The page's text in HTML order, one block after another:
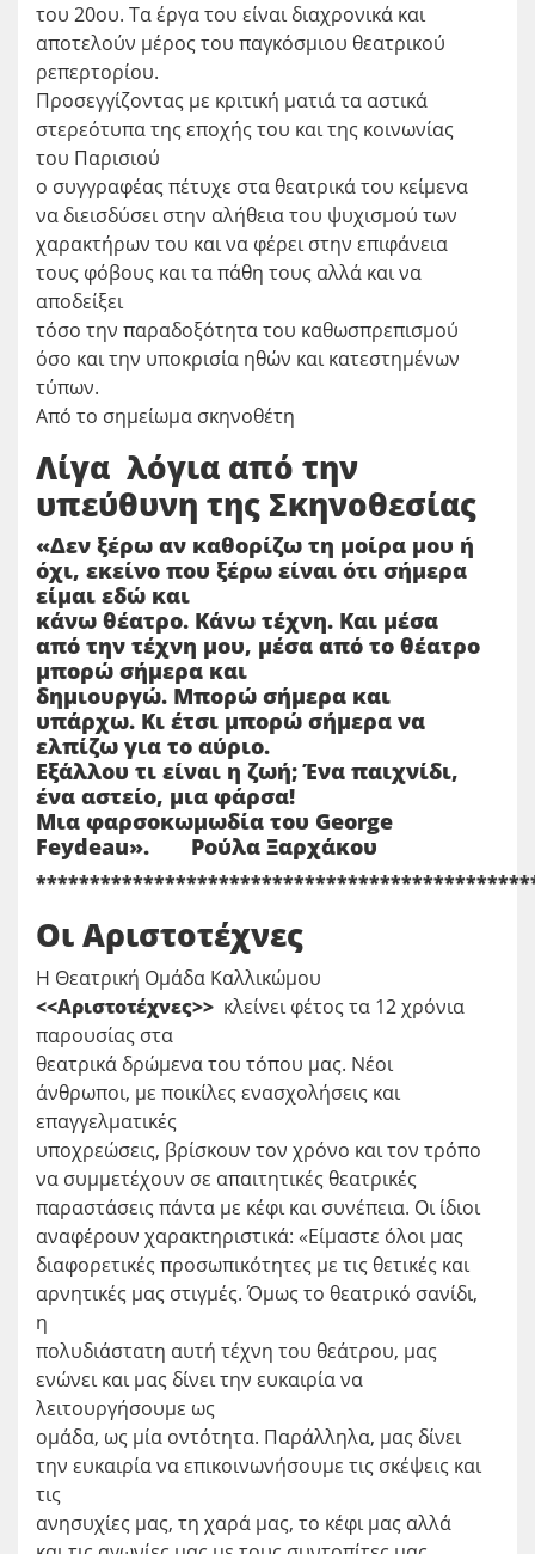
του 20ου. Τα έργα του είναι διαχρονικά και
αποτελούν μέρος του παγκόσμιου θεατρικού
ρεπερτορίου.
Προσεγγίζοντας με κριτική ματιά τα αστικά
στερεότυπα της εποχής του και της κοινωνίας
του Παρισιού
ο συγγραφέας πέτυχε στα θεατρικά του κείμενα
να διεισδύσει στην αλήθεια του ψυχισμού των
χαρακτήρων του και να φέρει στην επιφάνεια
τους φόβους και τα πάθη τους αλλά και να
αποδείξει
τόσο την παραδοξότητα του καθωσπρεπισμού
όσο και την υποκρισία ηθών και κατεστημένων
τύπων.
Από το σημείωμα σκηνοθέτη
Λίγα λόγια από την
υπεύθυνη της Σκηνοθεσίας
«Δεν ξέρω αν καθορίζω τη μοίρα μου ή
όχι, εκείνο που ξέρω είναι ότι σήμερα
είμαι εδώ και
κάνω θέατρο. Κάνω τέχνη. Και μέσα
από την τέχνη μου, μέσα από το θέατρο
μπορώ σήμερα και
δημιουργώ. Μπορώ σήμερα και
υπάρχω. Κι έτσι μπορώ σήμερα να
ελπίζω για το αύριο.
Εξάλλου τι είναι η ζωή; Ένα παιχνίδι,
ένα αστείο, μια φάρσα!
Μια φαρσοκωμωδία του George
Feydeau». Ρούλα Ξαρχάκου
Οι Αριστοτέχνες
Η Θεατρική Ομάδα Καλλικώμου
<<Αριστοτέχνες>> κλείνει φέτος τα 12 χρόνια
παρουσίας στα
θεατρικά δρώμενα του τόπου μας. Νέοι
άνθρωποι, με ποικίλες ενασχολήσεις και
επαγγελματικές
υποχρεώσεις, βρίσκουν τον χρόνο και τον τρόπο
να συμμετέχουν σε απαιτητικές θεατρικές
παραστάσεις πάντα με κέφι και συνέπεια. Οι ίδιοι
αναφέρουν χαρακτηριστικά: «Είμαστε όλοι μας
διαφορετικές προσωπικότητες με τις θετικές και
αρνητικές μας στιγμές. Όμως το θεατρικό σανίδι,
η
πολυδιάστατη αυτή τέχνη του θεάτρου, μας
ενώνει και μας δίνει την ευκαιρία να
λειτουργήσουμε ως
ομάδα, ως μία οντότητα. Παράλληλα, μας δίνει
την ευκαιρία να επικοινωνήσουμε τις σκέψεις και
τις
ανησυχίες μας, τη χαρά μας, το κέφι μας αλλά